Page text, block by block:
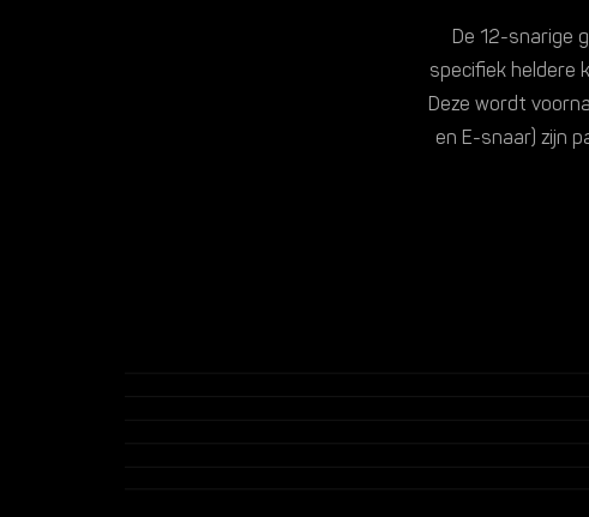
De 12-snarige
specifiek heldere
Deze wordt
en E-snaar) zijn